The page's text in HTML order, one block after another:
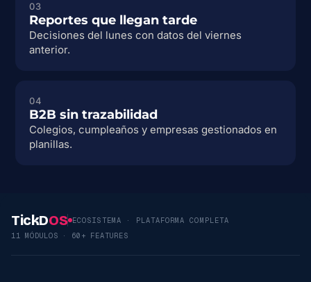
03
Reportes que llegan tarde
Decisiones del lunes con datos del viernes
anterior.
04
B2B sin trazabilidad
Colegios, cumpleaños y empresas gestionados en
planillas.
TickDOS ECOSISTEMA · PLATAFORMA COMPLETA
11 MÓDULOS · 60+ FEATURES